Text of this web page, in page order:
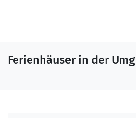
Ferienhäuser in der